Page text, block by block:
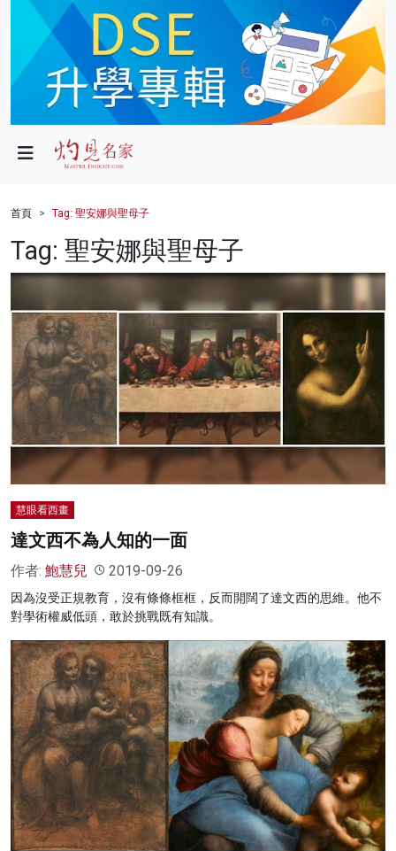
政局
財經
健康
商業
科技
影片
名家榜
灼見活動
首頁 Tag: 聖安娜與聖母子
Tag: 聖安娜與聖母子
慧眼看西畫
達文西不為人知的一面
作者: 鮑慧兒 2019-09-26
因為沒受正規教育，沒有條條框框，反而開闊了達文西的思維。他不
對學術權威低頭，敢於挑戰既有知識。